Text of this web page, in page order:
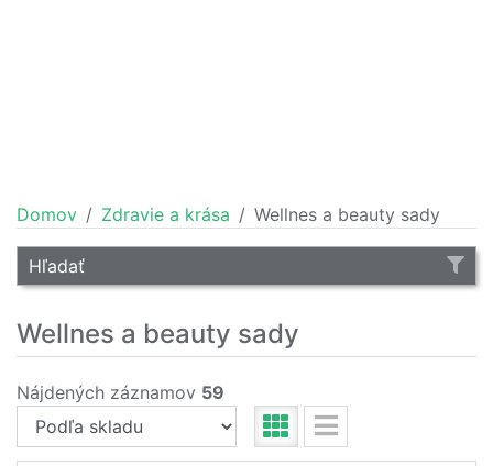
Domov Zdravie a krása Wellnes a beauty sady
Hľadať
Wellnes a beauty sady
Nájdených záznamov 59